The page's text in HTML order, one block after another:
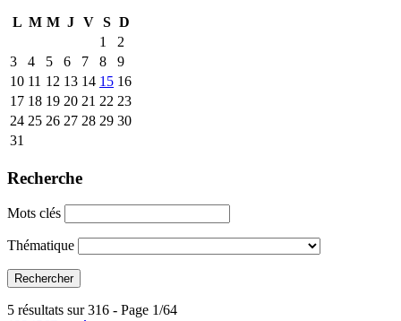
L M M J V S D
1
2
3
4 5 6 7 8
9
10 11 12 13 14 15 16
17 18 19 20 21 22 23
24 25 26 27 28 29 30
31
Recherche
Mots clés
Thématique
5 résultats sur 316 - Page 1/64